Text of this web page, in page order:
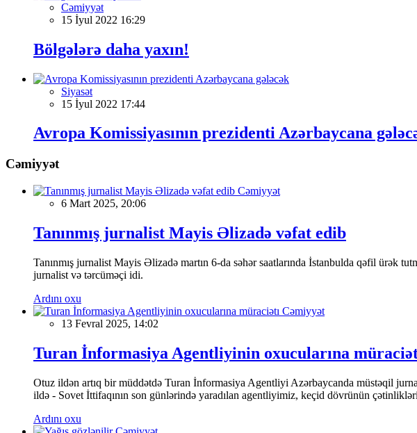
Cəmiyyət
15 İyul 2022 16:29
Bölgələrə daha yaxın!
Siyasət
15 İyul 2022 17:44
Avropa Komissiyasının prezidenti Azərbaycana
Cəmiyyət
Cəmiyyət
6 Mart 2025, 20:06
Tanınmış jurnalist Mayis Əlizadə vəfat edib
Tanınmış jurnalist Mayis Əlizadə martın 6-da səhər saatlarında İstanbulda qəfil ürək
jurnalist və tərcüməçi idi.
Ardını oxu
Cəmiyyət
13 Fevral 2025, 14:02
Turan İnformasiya Agentliyinin oxucularına
Otuz ildən artıq bir müddətdə Turan İnformasiya Agentliyi Azərbaycanda müstəqil
ildə - Sovet İttifaqının son günlərində yaradılan agentliyimiz, keçid dövrünün
Ardını oxu